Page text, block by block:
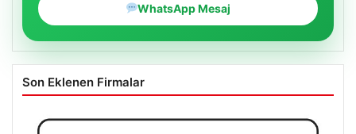
WhatsApp Mesaj
Son Eklenen Firmalar